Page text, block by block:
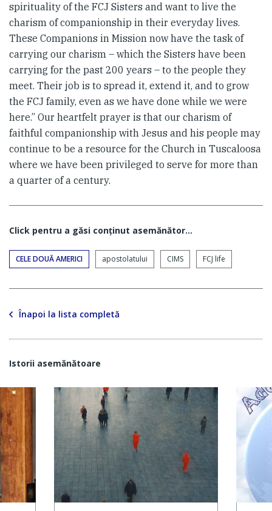
spirituality of the FCJ Sisters and want to live the
charism of companionship in their everyday lives.
These Companions in Mission now have the task of
carrying our charism – which the Sisters have been
carrying for the past 200 years – to the people they
meet. Their job is to spread it, extend it, and to grow
the FCJ family, even as we have done while we were
here.” Our heartfelt prayer is that our charism of
faithful companionship with Jesus and his people may
continue to be a resource for the Church in Tuscaloosa
where we have been privileged to serve for more than
a quarter of a century.
Click pentru a găsi conţinut asemănător...
CELE DOUĂ AMERICI apostolatului CIMS FCJ life
Înapoi la lista completă
Istorii asemănătoare